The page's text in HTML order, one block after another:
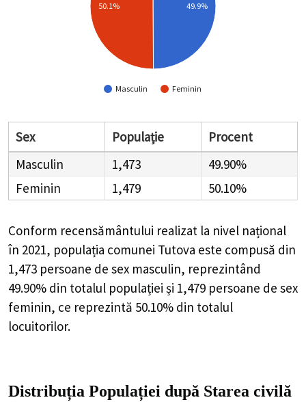
Masculin Feminin
49.9%
50.1%
Sex Populație
Procent
Masculin
1,473
49.90%
Feminin
1,479 50.10%
Conform recensământului realizat la nivel național
în 2021, populația comunei Tutova este compusă din
1,473 persoane de sex masculin, reprezintând
49.90% din totalul populației și 1,479 persoane de sex
feminin, ce reprezintă 50.10% din totalul
locuitorilor.
Distribuția Populației după Starea civilă